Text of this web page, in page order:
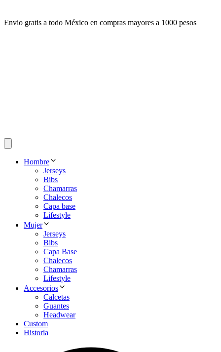
Envio gratis a todo México en compras mayores a 1000 pesos
Hombre
Jerseys
Bibs
Chamarras
Chalecos
Capa base
Lifestyle
Mujer
Jerseys
Bibs
Capa Base
Chalecos
Chamarras
Lifestyle
Accesorios
Calcetas
Guantes
Headwear
Custom
Historia